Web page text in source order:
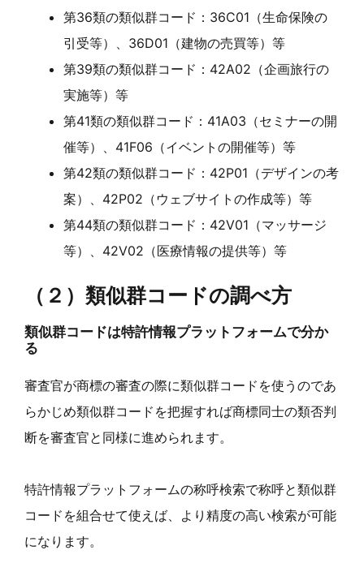
第36類の類似群コード：36C01（生命保険の
引受等）、36D01（建物の売買等）等
第39類の類似群コード：42A02（企画旅行の
実施等）等
第41類の類似群コード：41A03（セミナーの開
催等）、41F06（イベントの開催等）等
第42類の類似群コード：42P01（デザインの考
案）、42P02（ウェブサイトの作成等）等
第44類の類似群コード：42V01（マッサージ
等）、42V02（医療情報の提供等）等
（２）類似群コードの調べ方
類似群コードは特許情報プラットフォームで分か
る
審査官が商標の審査の際に類似群コードを使うのであ
らかじめ類似群コードを把握すれば商標同士の類否判
断を審査官と同様に進められます。
特許情報プラットフォームの称呼検索で称呼と類似群
コードを組合せて使えば、より精度の高い検索が可能
になります。